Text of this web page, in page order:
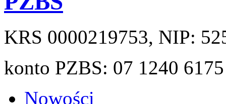
KRS 0000219753, NIP:
konto PZBS: 07 1240
Nowości